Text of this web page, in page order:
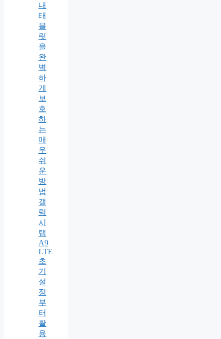
내
태
블
릿
을
완
벽
하
게
보
호
하
는
매
우
쉬
운
방
법
갤
럭
시
탭
A9
LTE
초
기
설
정
부
터
활
용